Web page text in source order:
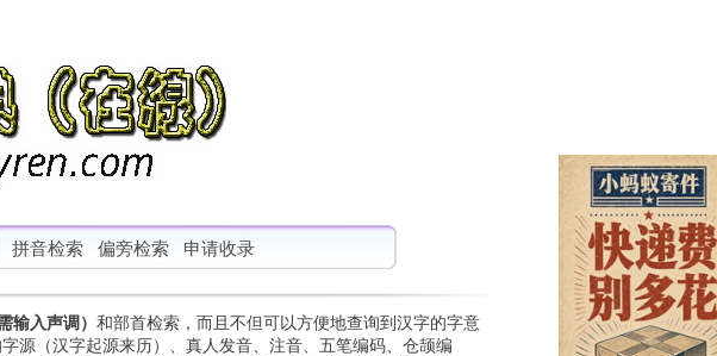
拼音检索 偏旁检索 申请收录
输入声调） 和部首检索，而且不但可以方便地查询到汉字的字意
源（汉字起源来历）、真人发音、注音、五笔编码、仓颉编